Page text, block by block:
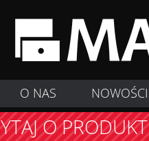
O NAS NOWOŚCI
O PRODUKT